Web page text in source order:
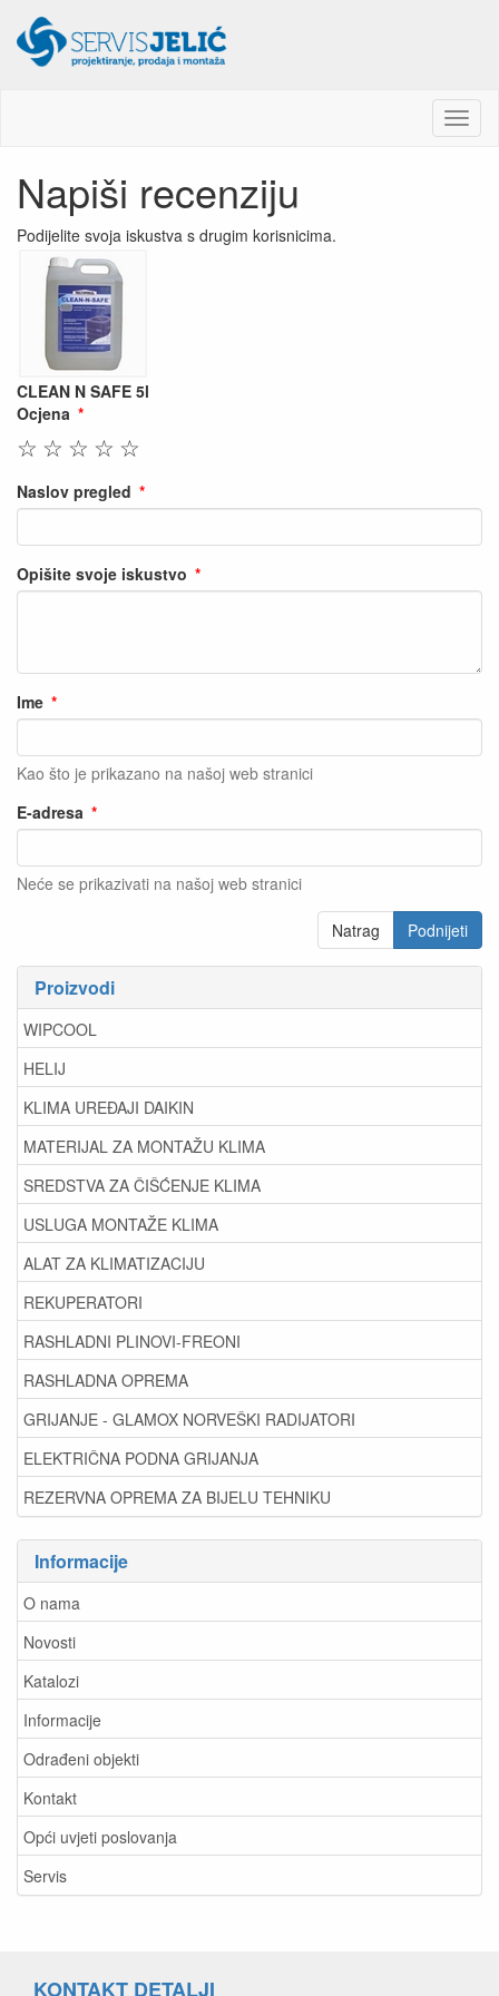
M
e
Napiši recenziju
Podijelite svoja iskustva s drugim korisnicima.
CLEAN N SAFE 5l
Ocjena
☆
☆
☆
☆
☆
Naslov pregled
Opišite svoje iskustvo
Ime
Kao što je prikazano na našoj web stranici
E-adresa
Neće se prikazivati na našoj web stranici
Natrag Podnijeti
Proizvodi
WIPCOOL
HELIJ
KLIMA UREĐAJI DAIKIN
MATERIJAL ZA MONTAŽU KLIMA
SREDSTVA ZA ČIŠĆENJE KLIMA
USLUGA MONTAŽE KLIMA
ALAT ZA KLIMATIZACIJU
REKUPERATORI
RASHLADNI PLINOVI-FREONI
RASHLADNA OPREMA
GRIJANJE - GLAMOX NORVEŠKI RADIJATORI
ELEKTRIČNA PODNA GRIJANJA
REZERVNA OPREMA ZA BIJELU TEHNIKU
Informacije
O nama
Novosti
Katalozi
Informacije
Odrađeni objekti
Kontakt
Opći uvjeti poslovanja
Servis
KONTAKT DETALJI